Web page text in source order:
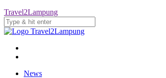
Travel2Lampung
News